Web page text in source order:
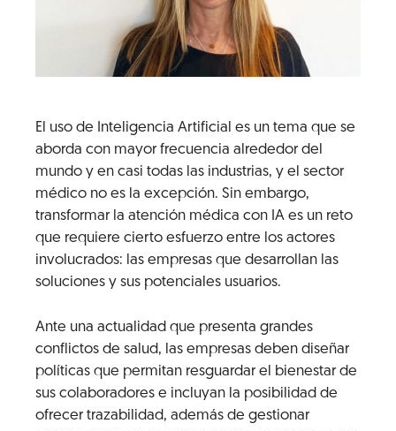
El uso de Inteligencia Artificial es un tema que se
aborda con mayor frecuencia alrededor del
mundo y en casi todas las industrias, y el sector
médico no es la excepción. Sin embargo,
transformar la atención médica con IA es un reto
que requiere cierto esfuerzo entre los actores
involucrados: las empresas que desarrollan las
soluciones y sus potenciales usuarios.
Ante una actualidad que presenta grandes
conflictos de salud, las empresas deben diseñar
políticas que permitan resguardar el bienestar de
sus colaboradores e incluyan la posibilidad de
ofrecer trazabilidad, además de gestionar